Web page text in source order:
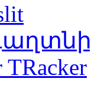
TRacker